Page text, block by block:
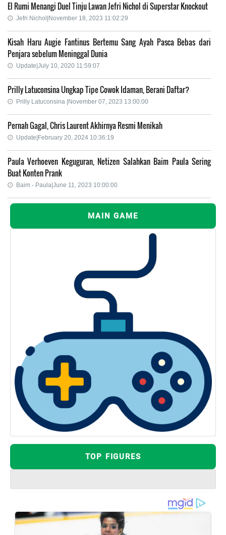
El Rumi Menangi Duel Tinju Lawan Jefri Nichol di Superstar Knockout
Jefri Nichol|November 18, 2023 11:02:29
Kisah Haru Augie Fantinus Bertemu Sang Ayah Pasca Bebas dari
Penjara sebelum Meninggal Dunia
Update|July 10, 2020 11:59:07
Prilly Latuconsina Ungkap Tipe Cowok Idaman, Berani Daftar?
Prilly Latuconsina |November 07, 2023 13:00:00
Pernah Gagal, Chris Laurent Akhirnya Resmi Menikah
Update|February 20, 2024 10:36:19
Paula Verhoeven Keguguran, Netizen Salahkan Baim Paula Sering
Buat Konten Prank
Baim - Paula|June 11, 2023 10:00:00
MAIN GAME
TOP FIGURES